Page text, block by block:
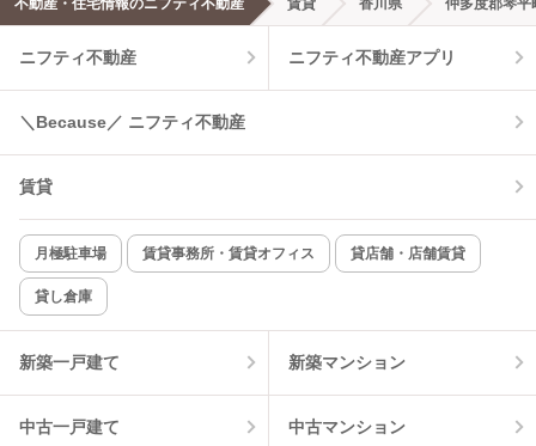
エアコンあり 都市ガス
温水洗浄便座 オートロック
コンロ2口以上
新着のみ インターネット無料
該当件数:
6
ニフティ不動産 ニフティ不動産アプリ
＼Because／ ニフティ不動産
賃貸
月極駐車場 賃貸事務所・賃貸オフィス 貸店舗・店舗賃貸
貸し倉庫
新築一戸建て 新築マンション
中古一戸建て 中古マンション